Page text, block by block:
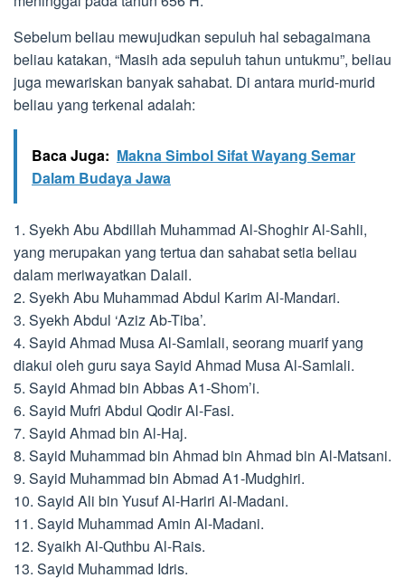
Sebelum beliau mewujudkan sepuluh hal sebagaimana
beliau katakan, “Masih ada sepuluh tahun untukmu”, beliau
juga mewariskan banyak sahabat. Di antara murid-murid
beliau yang terkenal adalah:
Baca Juga: Makna Simbol Sifat Wayang Semar
Dalam Budaya Jawa
1. Syekh Abu Abdillah Muhammad Al-Shoghir Al-Sahli,
yang merupakan yang tertua dan sahabat setia beliau
dalam meriwayatkan Dalail.
2. Syekh Abu Muhammad Abdul Karim Al-Mandari.
3. Syekh Abdul ‘Aziz Ab-Tiba’.
4. Sayid Ahmad Musa Al-Samlali, seorang muarif yang
diakui oleh guru saya Sayid Ahmad Musa Al-Samlali.
5. Sayid Ahmad bin Abbas A1-Shom’i.
6. Sayid Mufri Abdul Qodir Al-Fasi.
7. Sayid Ahmad bin Al-Haj.
8. Sayid Muhammad bin Ahmad bin Ahmad bin Al-Matsani.
9. Sayid Muhammad bin Abmad A1-Mudghiri.
10. Sayid Ali bin Yusuf Al-Hariri Al-Madani.
11. Sayid Muhammad Amin Al-Madani.
12. Syaikh Al-Quthbu Al-Rais.
13. Sayid Muhammad Idris.